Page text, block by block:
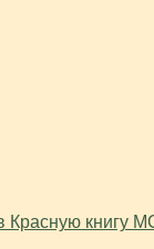
Красную книгу